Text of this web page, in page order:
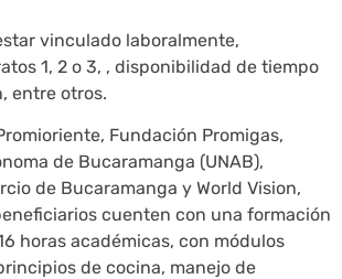
vinculado laboralmente,
1, 2 o 3, , disponibilidad de tiempo
entre otros.
Fundación Promigas,
de Bucaramanga (UNAB),
de Bucaramanga y World Vision,
cuenten con una formación
horas académicas, con módulos
de cocina, manejo de